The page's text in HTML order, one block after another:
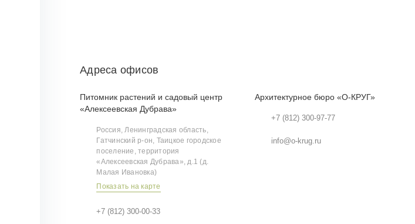
Адреса офисов
Питомник растений и садовый центр
«Алексеевская Дубрава»
Россия, Ленинградская область,
Гатчинский р‑он, Таицкое городское
поселение, территория
«Алексеевская Дубрава», д.1 (д.
Малая Ивановка)
Показать на карте
+7 (812) 300-00-33
Архитектурное бюро «О-КРУГ»
+7 (812) 300-97-77
info@o-krug.ru